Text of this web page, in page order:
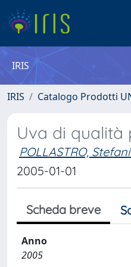
IRIS
IRIS Catalogo Prodotti
Uva di qualità
POLLASTRO,
2005-01-01
Scheda breve
Anno
2005